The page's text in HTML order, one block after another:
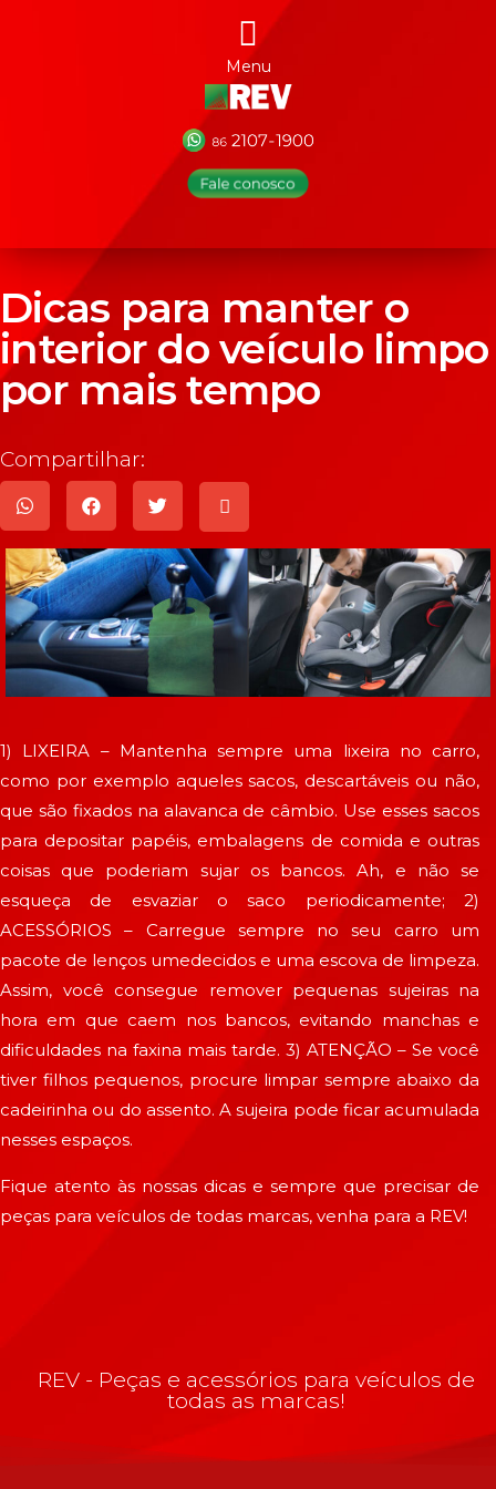
Menu
Dicas para manter o
interior do veículo limpo
por mais tempo
Compartilhar:
1) LIXEIRA – Mantenha sempre uma lixeira no carro,
como por exemplo aqueles sacos, descartáveis ou não,
que são fixados na alavanca de câmbio. Use esses sacos
para depositar papéis, embalagens de comida e outras
coisas que poderiam sujar os bancos. Ah, e não se
esqueça de esvaziar o saco periodicamente; 2)
ACESSÓRIOS – Carregue sempre no seu carro um
pacote de lenços umedecidos e uma escova de limpeza.
Assim, você consegue remover pequenas sujeiras na
hora em que caem nos bancos, evitando manchas e
dificuldades na faxina mais tarde. 3) ATENÇÃO – Se você
tiver filhos pequenos, procure limpar sempre abaixo da
cadeirinha ou do assento. A sujeira pode ficar acumulada
nesses espaços.
Fique atento às nossas dicas e sempre que precisar de
peças para veículos de todas marcas, venha para a REV!
REV - Peças e acessórios para veículos de
todas as marcas!